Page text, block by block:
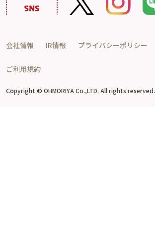
会社情報 IR情報 プライバシーポリシー
ご利用規約
Copyright © OHMORIYA Co.,LTD. All rights reserved.